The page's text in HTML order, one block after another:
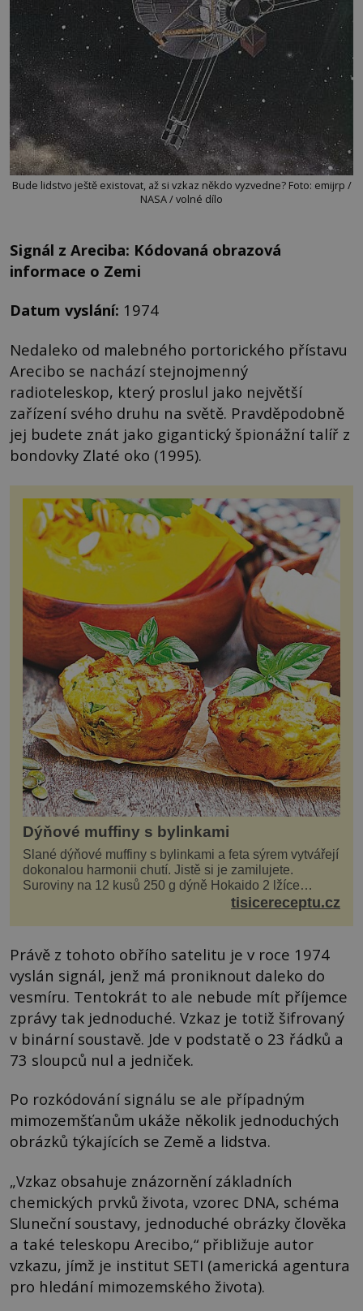
Bude lidstvo ještě existovat, až si vzkaz někdo vyzvedne? Foto: emijrp /
NASA / volné dílo
Signál z Areciba: Kódovaná obrazová
informace o Zemi
Datum vyslání: 1974
Nedaleko od malebného portorického přístavu
Arecibo se nachází stejnojmenný
radioteleskop, který proslul jako největší
zařízení svého druhu na světě. Pravděpodobně
jej budete znát jako gigantický špionážní talíř z
bondovky Zlaté oko (1995).
Dýňové muffiny s bylinkami
Slané dýňové muffiny s bylinkami a feta sýrem vytvářejí
dokonalou harmonii chutí. Jistě si je zamilujete.
Suroviny na 12 kusů 250 g dýně Hokaido 2 lžíce
olivového oleje sůl, pepř hrst nasekaných špen...
tisicereceptu.cz
Právě z tohoto obřího satelitu je v roce 1974
vyslán signál, jenž má proniknout daleko do
vesmíru. Tentokrát to ale nebude mít příjemce
zprávy tak jednoduché. Vzkaz je totiž šifrovaný
v binární soustavě. Jde v podstatě o 23 řádků a
73 sloupců nul a jedniček.
Po rozkódování signálu se ale případným
mimozemšťanům ukáže několik jednoduchých
obrázků týkajících se Země a lidstva.
„Vzkaz obsahuje znázornění základních
chemických prvků života, vzorec DNA, schéma
Sluneční soustavy, jednoduché obrázky člověka
a také teleskopu Arecibo,“ přibližuje autor
vzkazu, jímž je institut SETI (americká agentura
pro hledání mimozemského života).